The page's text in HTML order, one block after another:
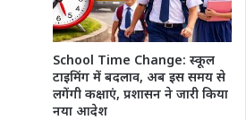
School Time Change: स्कूल
टाइमिंग में बदलाव, अब इस समय से
लगेंगी कक्षाएं, प्रशासन ने जारी किया
नया आदेश